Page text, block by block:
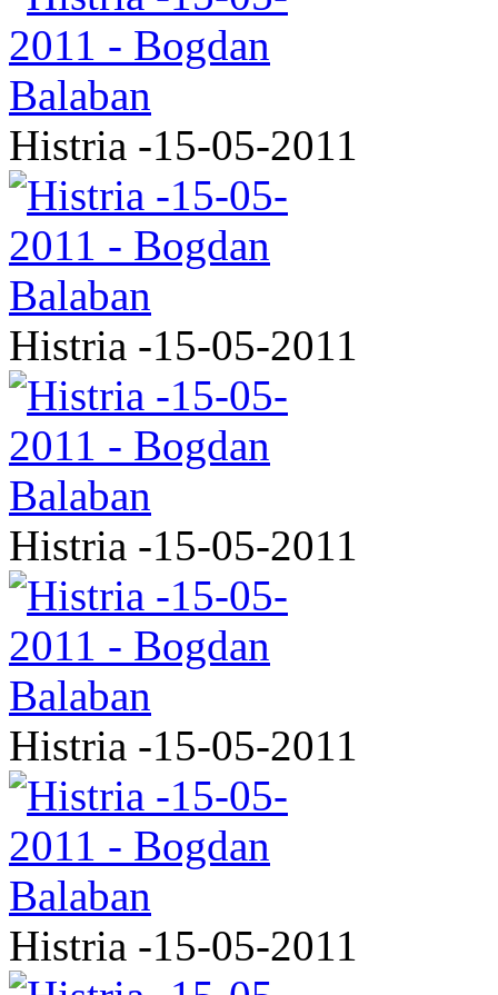
Histria -15-05-2011
Histria -15-05-2011
Histria -15-05-2011
Histria -15-05-2011
Histria -15-05-2011